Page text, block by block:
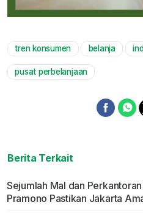
tren konsumen belanja
pusat perbelanjaan
Berita Terkait
Sejumlah Mal dan
Pramono Pastikan Jakarta